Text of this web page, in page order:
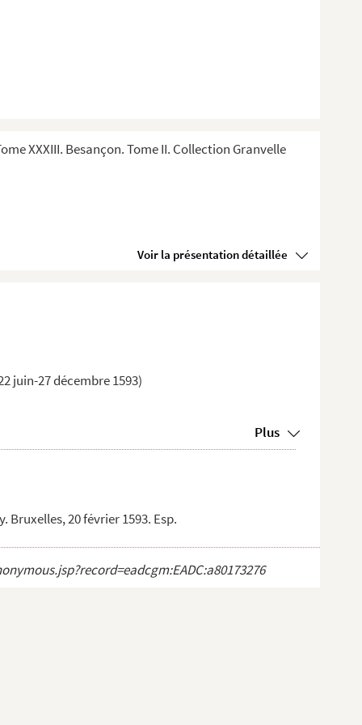
XXXIII. Besançon. Tome II. Collection Granvelle
Voir la présentation détaillée
juin-27 décembre 1593)
Plus
Bruxelles, 20 février 1593. Esp.